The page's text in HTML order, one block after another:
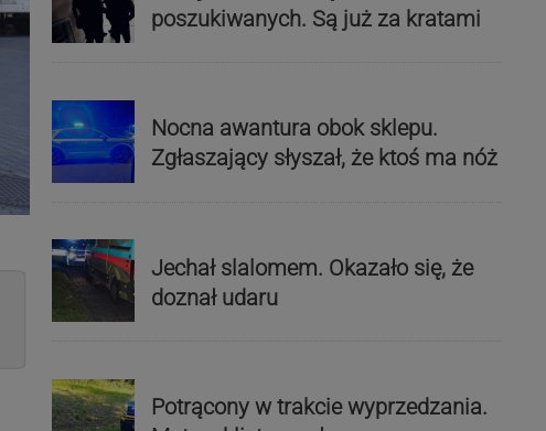
poszukiwanych. Są już za kratami
Nocna awantura obok sklepu.
Zgłaszający słyszał, że ktoś ma nóż
Jechał slalomem. Okazało się, że
doznał udaru
Potrącony w trakcie wyprzedzania.